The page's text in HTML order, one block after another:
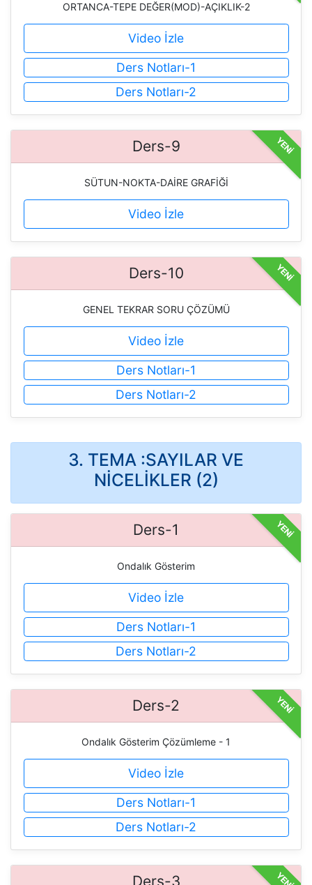
ORTANCA-TEPE DEĞER(MOD)-AÇIKLIK-2
Video İzle
Ders Notları-1
Ders Notları-2
Ders-9 YENİ
SÜTUN-NOKTA-DAİRE GRAFİĞİ
Video İzle
Ders-10 YENİ
GENEL TEKRAR SORU ÇÖZÜMÜ
Video İzle
Ders Notları-1
Ders Notları-2
3. TEMA :SAYILAR VE
NİCELİKLER (2)
Ders-1 YENİ
Ondalık Gösterim
Video İzle
Ders Notları-1
Ders Notları-2
Ders-2 YENİ
Ondalık Gösterim Çözümleme - 1
Video İzle
Ders Notları-1
Ders Notları-2
Ders-3 YENİ